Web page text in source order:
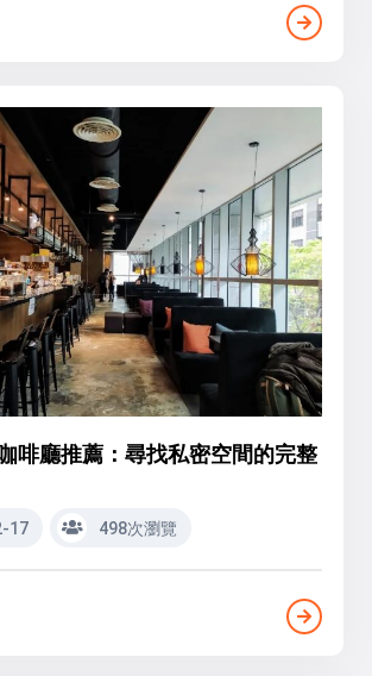
啡廳推薦：尋找私密空間的完整
17 498次瀏覽